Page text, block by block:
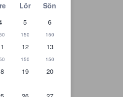
Lör Sön
5
150
6
150
12
150
13
150
19 20